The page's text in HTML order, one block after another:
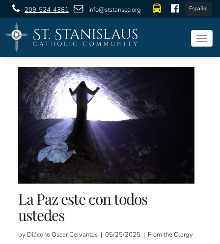
209-524-4381 info@ststanscc.org Español
La Paz este con todos
ustedes
by Diácono Oscar Cervantes | 05/25/2025 | From the Clergy